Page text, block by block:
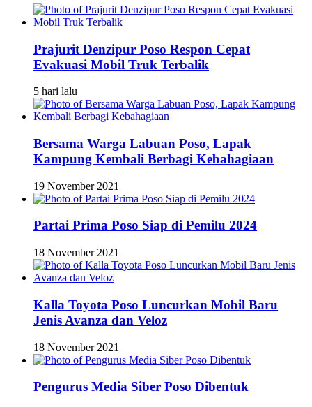
Prajurit Denzipur Poso Respon Cepat
Evakuasi Mobil Truk Terbalik
5 hari lalu
Bersama Warga Labuan Poso, Lapak
Kampung Kembali Berbagi Kebahagiaan
19 November 2021
Partai Prima Poso Siap di Pemilu 2024
18 November 2021
Kalla Toyota Poso Luncurkan Mobil Baru
Jenis Avanza dan Veloz
18 November 2021
Pengurus Media Siber Poso Dibentuk